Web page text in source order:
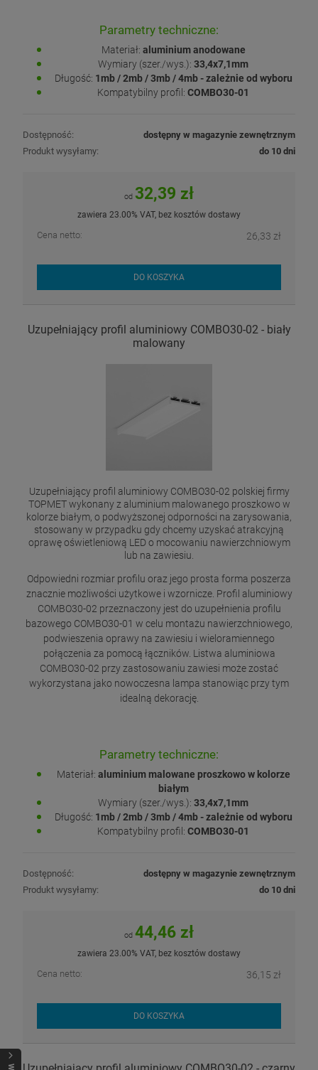
Parametry techniczne:
Materiał: aluminium anodowane
Wymiary (szer./wys.): 33,4x7,1mm
Długość: 1mb / 2mb / 3mb / 4mb - zależnie od wyboru
Kompatybilny profil: COMBO30-01
Dostępność:
dostępny w magazynie zewnętrznym
Produkt wysyłamy:
do 10 dni
od 32,39 zł
zawiera 23.00% VAT, bez kosztów dostawy
Cena netto: 26,33 zł
DO KOSZYKA
Uzupełniający profil aluminiowy COMBO30-02 - biały
malowany
Uzupełniający profil aluminiowy COMBO30-02 polskiej firmy
TOPMET wykonany z aluminium malowanego proszkowo w
kolorze białym, o podwyższonej odporności na zarysowania,
stosowany w przypadku gdy chcemy uzyskać atrakcyjną
oprawę oświetleniową LED o mocowaniu nawierzchniowym
lub na zawiesiu.
Odpowiedni rozmiar profilu oraz jego prosta forma poszerza
znacznie możliwości użytkowe i wzornicze. Profil aluminiowy
COMBO30-02 przeznaczony jest do uzupełnienia profilu
bazowego COMBO30-01 w celu montażu nawierzchniowego,
podwieszenia oprawy na zawiesiu i wieloramiennego
połączenia za pomocą łączników. Listwa aluminiowa
COMBO30-02 przy zastosowaniu zawiesi może zostać
wykorzystana jako nowoczesna lampa stanowiąc przy tym
idealną dekorację.
Parametry techniczne:
Materiał: aluminium malowane proszkowo w kolorze
białym
Wymiary (szer./wys.): 33,4x7,1mm
Długość: 1mb / 2mb / 3mb / 4mb - zależnie od wyboru
Kompatybilny profil: COMBO30-01
Dostępność:
dostępny w magazynie zewnętrznym
Produkt wysyłamy:
do 10 dni
od 44,46 zł
zawiera 23.00% VAT, bez kosztów dostawy
Cena netto: 36,15 zł
DO KOSZYKA